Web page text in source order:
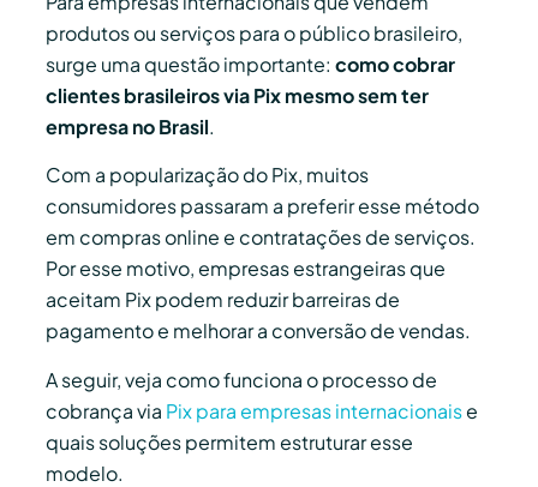
produtos ou serviços para o público brasileiro,
surge uma questão importante: como cobrar
clientes brasileiros via Pix mesmo sem ter
empresa no Brasil.
Com a popularização do Pix, muitos
consumidores passaram a preferir esse método
em compras online e contratações de serviços.
Por esse motivo, empresas estrangeiras que
aceitam Pix podem reduzir barreiras de
pagamento e melhorar a conversão de vendas.
A seguir, veja como funciona o processo de
cobrança via Pix para empresas internacionaise
quais soluções permitem estruturar esse
modelo.